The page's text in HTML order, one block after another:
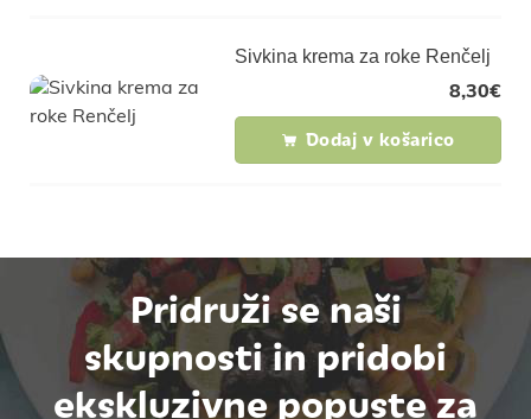
Sivkina krema za roke Renčelj
8,30€
Dodaj v košarico
Pridruži se naši
skupnosti in pridobi
ekskluzivne popuste za